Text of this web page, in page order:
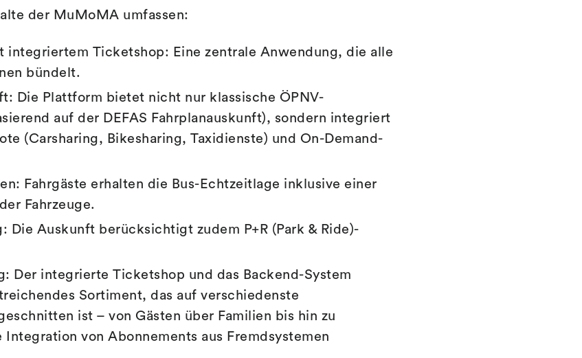
der MuMoMA umfassen:
integriertem Ticketshop: Eine zentrale Anwendung, die alle
bündelt.
Die Plattform bietet nicht nur klassische ÖPNV-
auf der DEFAS Fahrplanauskunft), sondern integriert
(Carsharing, Bikesharing, Taxidienste) und On-Demand-
Fahrgäste erhalten die Bus-Echtzeitlage inklusive einer
Fahrzeuge.
Die Auskunft berücksichtigt zudem P+R (Park & Ride)-
Der integrierte Ticketshop und das Backend-System
Sortiment, das auf verschiedenste
ist – von Gästen über Familien bis hin zu
von Abonnements aus Fremdsystemen